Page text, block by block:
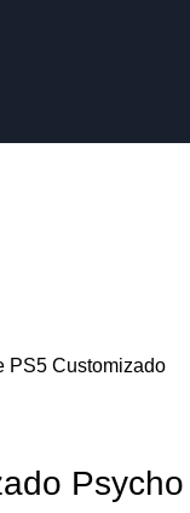
PS5 Customizado
Psycho